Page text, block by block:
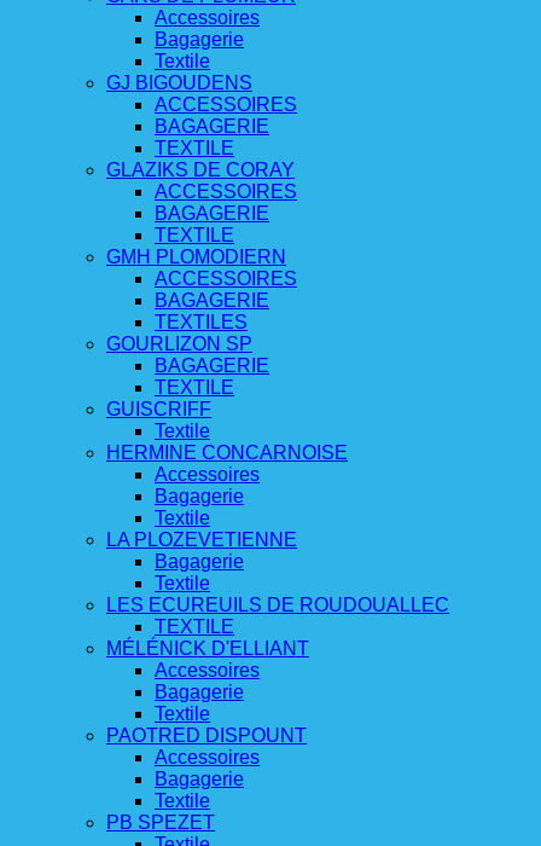
Accessoires
Bagagerie
Textile
GJ BIGOUDENS
ACCESSOIRES
BAGAGERIE
TEXTILE
GLAZIKS DE CORAY
ACCESSOIRES
BAGAGERIE
TEXTILE
GMH PLOMODIERN
ACCESSOIRES
BAGAGERIE
TEXTILES
GOURLIZON SP
BAGAGERIE
TEXTILE
GUISCRIFF
Textile
HERMINE CONCARNOISE
Accessoires
Bagagerie
Textile
LA PLOZEVETIENNE
Bagagerie
Textile
LES ECUREUILS DE ROUDOUALLEC
TEXTILE
MÉLÉNICK D'ELLIANT
Accessoires
Bagagerie
Textile
PAOTRED DISPOUNT
Accessoires
Bagagerie
Textile
PB SPEZET